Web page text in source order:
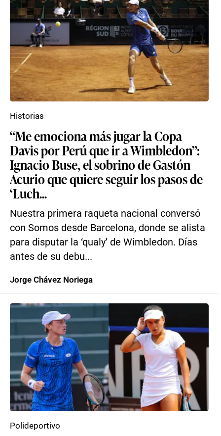
“Me emociona más jugar la Copa
Davis por Perú que ir a Wimbledon”:
Ignacio Buse, el sobrino de Gastón
Acurio que quiere seguir los pasos de
‘Luch...
Nuestra primera raqueta nacional conversó
con Somos desde Barcelona, donde se alista
para disputar la ‘qualy’ de Wimbledon. Días
antes de su debu...
Historias
Jorge Chávez Noriega
Polideportivo